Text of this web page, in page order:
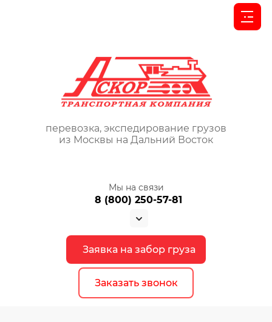
перевозка, экспедирование грузов
из Москвы на Дальний Восток
Мы на связи
8 (800) 250-57-81
Заявка на забор груза
Заказать звонок